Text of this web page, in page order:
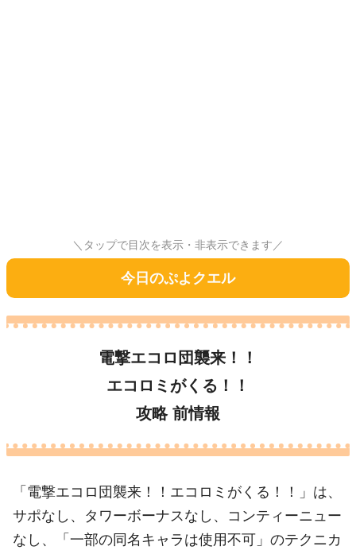
＼タップで目次を表示・非表示できます／
今日のぷよクエル
電撃エコロ団襲来！！
エコロミがくる！！
攻略 前情報
「電撃エコロ団襲来！！エコロミがくる！！」は、
サポなし、タワーボーナスなし、コンティーニュー
なし、「一部の同名キャラは使用不可」のテクニカ